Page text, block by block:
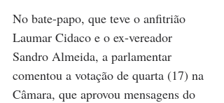
No bate-papo, que teve o anfitrião
Laumar Cidaco e o ex-vereador
Sandro Almeida, a parlamentar
comentou a votação de quarta (17) na
Câmara, que aprovou mensagens do